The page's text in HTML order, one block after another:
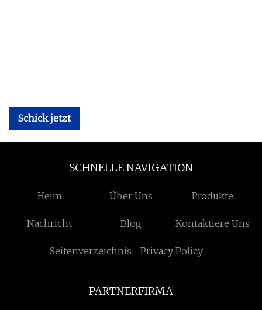
Schick jetzt
SCHNELLE NAVIGATION
Heim Über Uns Produkte
Nachricht Blog Kontaktiere Uns
Seitenverzeichnis Privacy Policy
PARTNERFIRMA